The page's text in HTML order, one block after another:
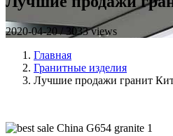
2020-04-20 / 3033 views
Главная
Гранитные изделия
Лучшие продажи гранит